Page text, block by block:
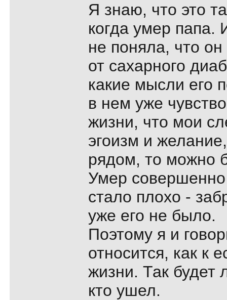
Я знаю, что это
когда умер
не поняла, что
от сахарного
какие мысли его
в нем уже
жизни, что мои
эгоизм и
рядом, то можно
Умер
стало плохо -
уже его не было.
Поэтому я и
относится, как к
жизни. Так будет
кто ушел.